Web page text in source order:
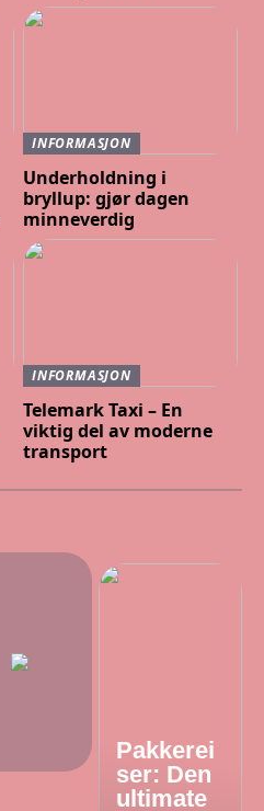
INFORMASJON
Underholdning i
bryllup: gjør dagen
minneverdig
INFORMASJON
Telemark Taxi – En
viktig del av moderne
transport
Pakkerei
ser: Den
ultimate